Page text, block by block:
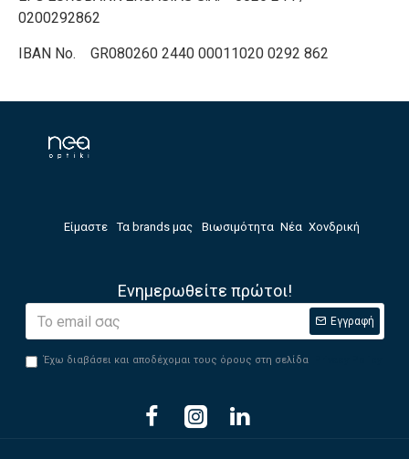
0200292862
IBAN No. GR080260 2440 00011020 0292 862
Είμαστε Τα brands μας Βιωσιμότητα Νέα Χονδρική
Ενημερωθείτε πρώτοι!
Εγγραφή
Έχω διαβάσει και αποδέχομαι τους όρους στη σελίδα